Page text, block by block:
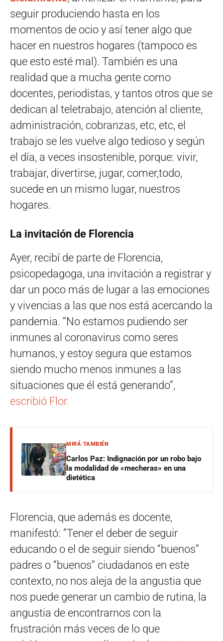
seguir produciendo hasta en los
momentos de ocio y así tener algo que
hacer en nuestros hogares (tampoco es
que esto esté mal). También es una
realidad que a mucha gente como
docentes, periodistas, y tantos otros que se
dedican al teletrabajo, atención al cliente,
administración, cobranzas, etc, etc, el
trabajo se les vuelve algo tedioso y según
el día, a veces insostenible, porque: vivir,
trabajar, divertirse, jugar, comer,todo,
sucede en un mismo lugar, nuestros
hogares.
La invitación de Florencia
Ayer, recibí de parte de Florencia,
psicopedagoga, una invitación a registrar y
dar un poco más de lugar a las emociones
y vivencias a las que nos está acercando la
pandemia. “No estamos pudiendo ser
inmunes al coronavirus como seres
humanos, y estoy segura que estamos
siendo mucho menos inmunes a las
situaciones que él está generando”,
escribió Flor.
MIRÁ TAMBIÉN
Carlos Paz: Indignación por un robo bajo
la modalidad de «mecheras» en una
dietética
Florencia, que además es docente,
manifestó: ”Tener el deber de seguir
educando o el de seguir siendo “buenos”
padres o “buenos” ciudadanos en este
contexto, no nos aleja de la angustia que
nos puede generar un cambio de rutina, la
angustia de encontrarnos con la
frustración más veces de lo que